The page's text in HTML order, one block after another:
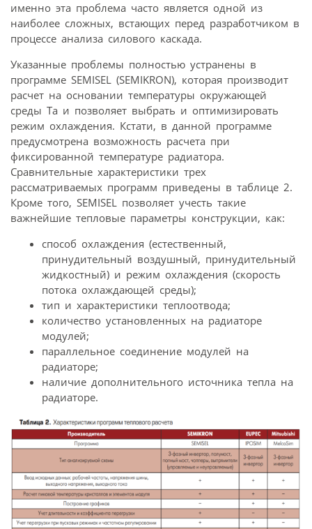
именно эта проблема часто является одной из
наиболее сложных, встающих перед разработчиком в
процессе анализа силового каскада.
Указанные проблемы полностью устранены в
программе SEMISEL (SEMIKRON), которая производит
расчет на основании температуры окружающей
среды Ta и позволяет выбрать и оптимизировать
режим охлаждения. Кстати, в данной программе
предусмотрена возможность расчета при
фиксированной температуре радиатора.
Сравнительные характеристики трех
рассматриваемых программ приведены в таблице 2.
Кроме того, SEMISEL позволяет учесть такие
важнейшие тепловые параметры конструкции, как:
способ охлаждения (естественный,
принудительный воздушный, принудительный
жидкостный) и режим охлаждения (скорость
потока охлаждающей среды);
тип и характеристики теплоотвода;
количество установленных на радиаторе
модулей;
параллельное соединение модулей на
радиаторе;
наличие дополнительного источника тепла на
радиаторе.